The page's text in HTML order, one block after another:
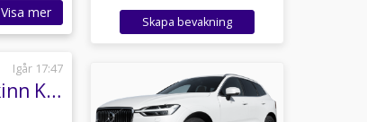
Visa mer
Igår 17:47
Skoda Superb 2.0 TDI 4x4 L&K Pano Drag Canton Skinn Kamera
Skapa bevakning